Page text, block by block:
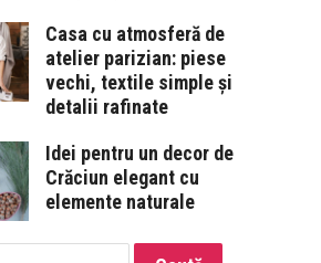
Casa cu atmosferă de
atelier parizian: piese
vechi, textile simple și
detalii rafinate
Idei pentru un decor de
Crăciun elegant cu
elemente naturale